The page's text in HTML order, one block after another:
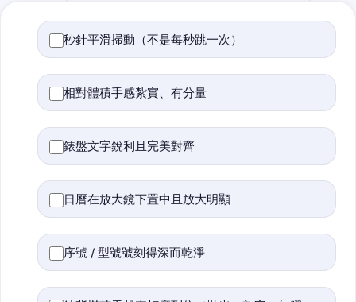
秒針平滑掃動（不是每秒跳一次）
相對體積手感紮實、有分量
錶盤文字銳利且完美對齊
日曆在放大鏡下置中且放大明顯
序號 / 型號號刻得深而乾淨